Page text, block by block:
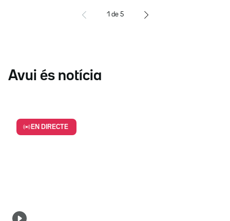
1 de 5
Avui és notícia
EN DIRECTE